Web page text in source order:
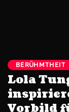
BERÜHMTHEIT
Lola
Vorbild